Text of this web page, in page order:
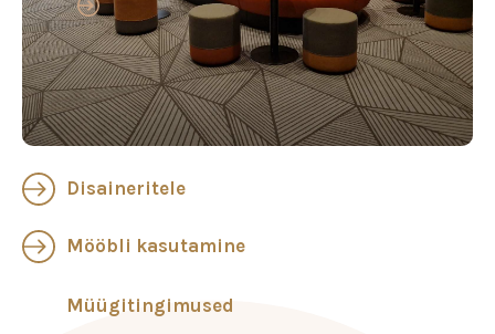
Disaineritele
Mööbli kasutamine
Müügitingimused